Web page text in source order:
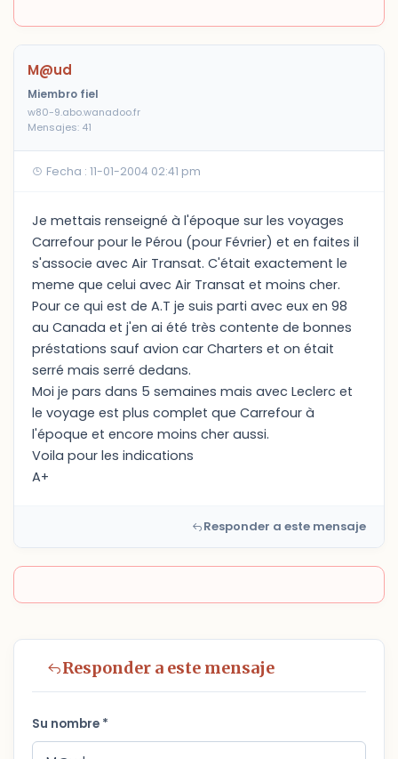
M@ud
Miembro fiel
w80-9.abo.wanadoo.fr
Mensajes: 41
Fecha : 11-01-2004 02:41 pm
Je mettais renseigné à l'époque sur les voyages
Carrefour pour le Pérou (pour Février) et en faites il
s'associe avec Air Transat. C'était exactement le
meme que celui avec Air Transat et moins cher.
Pour ce qui est de A.T je suis parti avec eux en 98
au Canada et j'en ai été très contente de bonnes
préstations sauf avion car Charters et on était
serré mais serré dedans.
Moi je pars dans 5 semaines mais avec Leclerc et
le voyage est plus complet que Carrefour à
l'époque et encore moins cher aussi.
Voila pour les indications
A+
Responder a este mensaje
Responder a este mensaje
Su nombre *